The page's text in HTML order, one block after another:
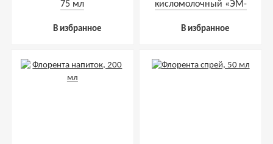
75 мл
В избранное
кисломолочный «ЭМ-
шт по 0,45 г
В избранное